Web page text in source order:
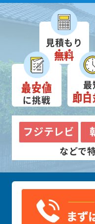
見積もり
無料
最安値
に挑戦
最
即
フジテレビ
などで